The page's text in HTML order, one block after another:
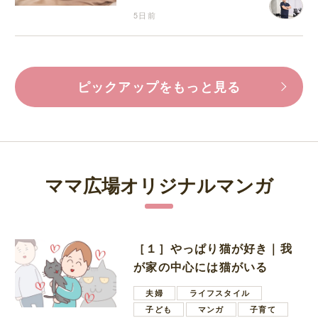
5日前
ピックアップをもっと見る
ママ広場オリジナルマンガ
［１］やっぱり猫が好き｜我
が家の中心には猫がいる
夫婦
ライフスタイル
子ども
マンガ
子育て